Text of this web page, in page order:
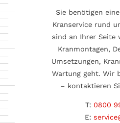
Sie benötigen
Kranservice rund
sind an Ihrer Seite
Kranmontagen,
Umsetzungen,
Wartung geht. Wir
– kontaktieren
T: 0800
E: